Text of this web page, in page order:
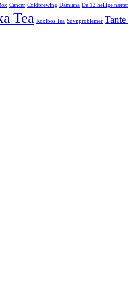
Cancer Coldbrewing Damiana De 12 hellige nætter
Tea Rooibos Tea Søvnproblemer